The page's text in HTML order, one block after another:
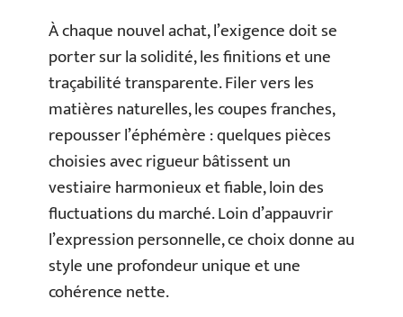
À chaque nouvel achat, l’exigence doit se
porter sur la solidité, les finitions et une
traçabilité transparente. Filer vers les
matières naturelles, les coupes franches,
repousser l’éphémère : quelques pièces
choisies avec rigueur bâtissent un
vestiaire harmonieux et fiable, loin des
fluctuations du marché. Loin d’appauvrir
l’expression personnelle, ce choix donne au
style une profondeur unique et une
cohérence nette.